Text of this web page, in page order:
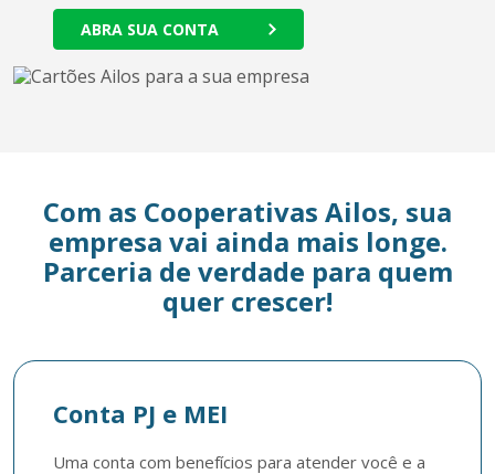
ABRA SUA CONTA
Com as Cooperativas Ailos, sua
empresa vai ainda mais longe.
Parceria de verdade para quem
quer crescer!
Conta PJ e MEI
Uma conta com benefícios para atender você e a